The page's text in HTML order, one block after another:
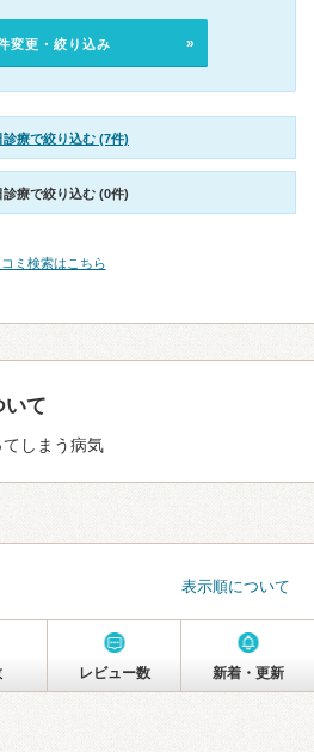
変更・絞り込み
診療で絞り込む (7件)
診療で絞り込む (0件)
コミ検索はこちら
いて
しまう病気
表示順について
レビュー数 新着・更新